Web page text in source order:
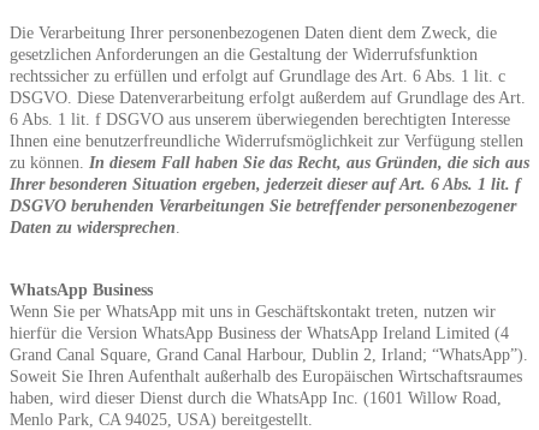
Die Verarbeitung Ihrer personenbezogenen Daten dient dem Zweck, die
gesetzlichen Anforderungen an die Gestaltung der Widerrufsfunktion
rechtssicher zu erfüllen und erfolgt auf Grundlage des Art. 6 Abs. 1 lit. c
DSGVO. Diese Datenverarbeitung erfolgt außerdem auf Grundlage des Art.
6 Abs. 1 lit. f DSGVO aus unserem überwiegenden berechtigten Interesse
Ihnen eine benutzerfreundliche Widerrufsmöglichkeit zur Verfügung stellen
zu können. In diesem Fall haben Sie das Recht, aus Gründen, die sich aus
Ihrer besonderen Situation ergeben, jederzeit dieser auf Art. 6 Abs. 1 lit. f
DSGVO beruhenden Verarbeitungen Sie betreffender personenbezogener
Daten zu widersprechen
WhatsApp Business
Wenn Sie per WhatsApp mit uns in Geschäftskontakt treten, nutzen wir
hierfür die Version WhatsApp Business der WhatsApp Ireland Limited (4
Grand Canal Square, Grand Canal Harbour, Dublin 2, Irland; “WhatsApp”).
Soweit Sie Ihren Aufenthalt außerhalb des Europäischen Wirtschaftsraumes
haben, wird dieser Dienst durch die WhatsApp Inc. (1601 Willow Road,
Menlo Park, CA 94025, USA) bereitgestellt.